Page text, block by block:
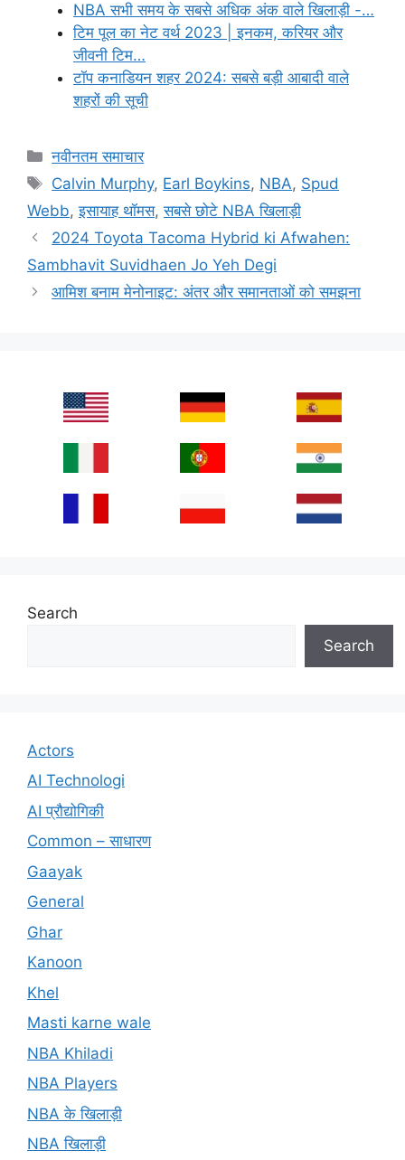
NBA सभी समय के सबसे अधिक अंक वाले खिलाड़ी -…
टिम पूल का नेट वर्थ 2023 | इनकम, करियर और
जीवनी टिम…
टॉप कनाडियन शहर 2024: सबसे बड़ी आबादी वाले
शहरों की सूची
Categories
नवीनतम समाचार
Tags
Calvin Murphy, Earl Boykins, NBA, Spud
Webb,इसायाह थॉमस,सबसे छोटे NBA खिलाड़ी
2024 Toyota Tacoma Hybrid ki Afwahen:
Sambhavit Suvidhaen Jo Yeh Degi
आमिश बनाम मेनोनाइट: अंतर और समानताओं को समझना
Search
Search
Actors
AI Technologi
AI प्रौद्योगिकी
Common – साधारण
Gaayak
General
Ghar
Kanoon
Khel
Masti karne wale
NBA Khiladi
NBA Players
NBA के खिलाड़ी
NBA खिलाड़ी